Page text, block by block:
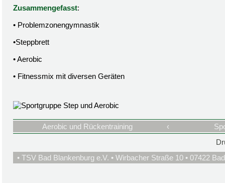
Zusammengefasst:
• Problemzonengymnastik
•Steppbrett
• Aerobic
• Fitnessmix mit diversen Geräten
Aerobic und Rückentraining ‹
• TSV Bad Blankenburg e.V. • Wirbacher Straße 10 • 07422